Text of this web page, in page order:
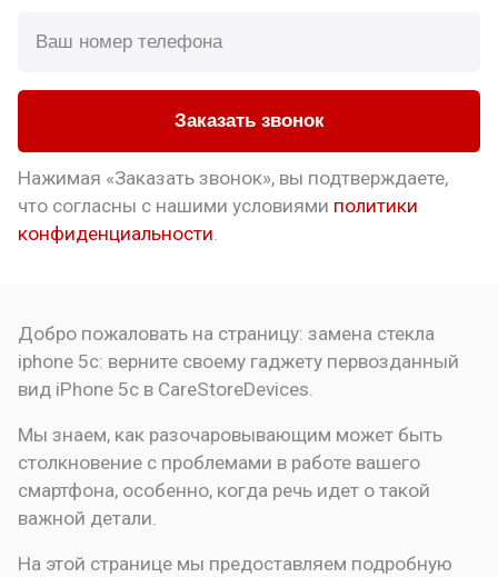
Заказать звонок
Нажимая «Заказать звонок», вы подтверждаете,
что согласны с нашими условиями политики
конфиденциальности
Добро пожаловать на страницу:замена стекла
iphone 5c: верните своему гаджету первозданный
вид iPhone 5c в CareStoreDevices.
Мы знаем, как разочаровывающим может быть
столкновение с проблемами в работе вашего
смартфона, особенно, когда речь идет о такой
важной детали.
На этой странице мы предоставляем подробную